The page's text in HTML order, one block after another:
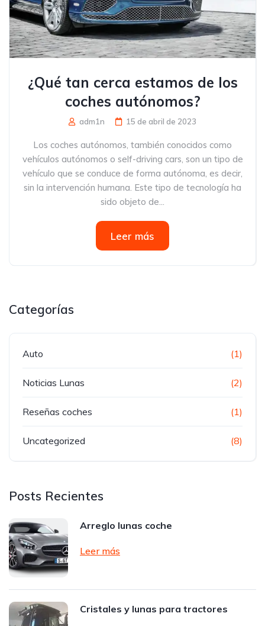
¿Qué tan cerca estamos de los
coches autónomos?
adm1n 15 de abril de 2023
Los coches autónomos, también conocidos como
vehículos autónomos o self-driving cars, son un tipo de
vehículo que se conduce de forma autónoma, es decir,
sin la intervención humana. Este tipo de tecnología ha
sido objeto de...
Leer más
Categorías
Auto (1)
Noticias Lunas (2)
Reseñas coches (1)
Uncategorized (8)
Posts Recientes
Arreglo lunas coche
Leer más
Cristales y lunas para tractores